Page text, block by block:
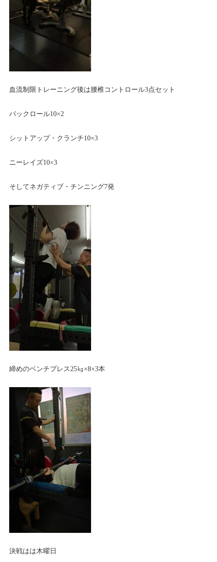
血流制限トレーニング後は腰椎コントロール3点セット
バックロール10×2
シットアップ・クランチ10×3
ニーレイズ10×3
そしてネガティブ・チンニング7発
締めのベンチプレス25㎏×8×3本
決戦はは木曜日